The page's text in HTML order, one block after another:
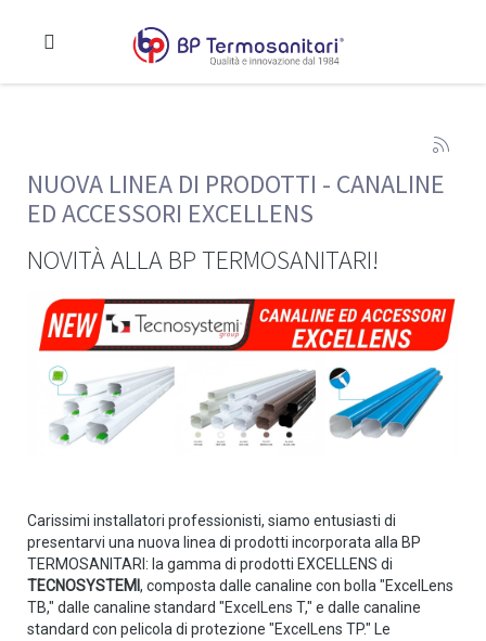
NUOVA LINEA DI PRODOTTI - CANALINE
ED ACCESSORI EXCELLENS
NOVITÀ ALLA BP TERMOSANITARI!
Carissimi installatori professionisti, siamo entusiasti di
presentarvi una nuova linea di prodotti incorporata alla BP
TERMOSANITARI: la gamma di prodotti EXCELLENS di
TECNOSYSTEMI , composta dalle canaline con bolla "ExcelLens
TB," dalle canaline standard "ExcelLens T," e dalle canaline
standard con pelicola di protezione "ExcelLens TP." Le